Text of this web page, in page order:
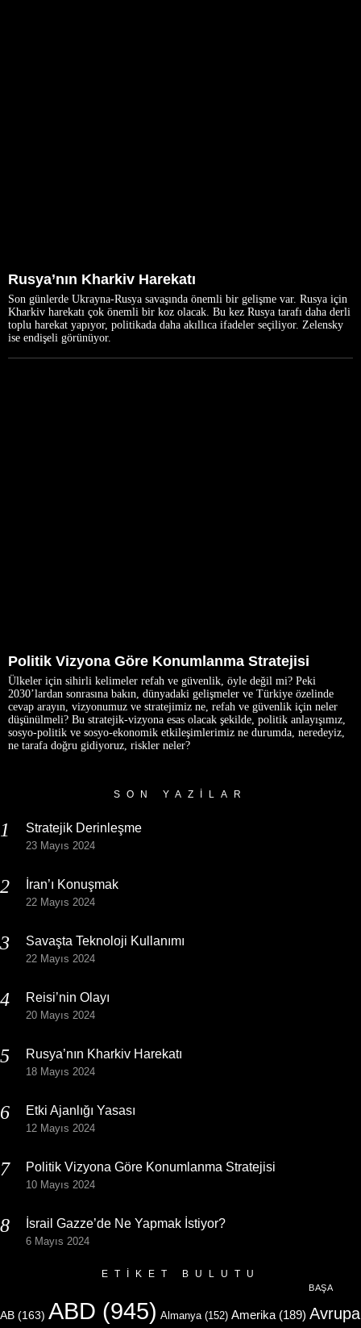
Rusya’nın Kharkiv Harekatı
Son günlerde Ukrayna-Rusya savaşında önemli bir gelişme var. Rusya için
Kharkiv harekatı çok önemli bir koz olacak. Bu kez Rusya tarafı daha derli
toplu harekat yapıyor, politikada daha akıllıca ifadeler seçiliyor. Zelensky
ise endişeli görünüyor.
Politik Vizyona Göre Konumlanma Stratejisi
Ülkeler için sihirli kelimeler refah ve güvenlik, öyle değil mi? Peki
2030’lardan sonrasına bakın, dünyadaki gelişmeler ve Türkiye özelinde
cevap arayın, vizyonumuz ve stratejimiz ne, refah ve güvenlik için neler
düşünülmeli? Bu stratejik-vizyona esas olacak şekilde, politik anlayışımız,
sosyo-politik ve sosyo-ekonomik etkileşimlerimiz ne durumda, neredeyiz,
ne tarafa doğru gidiyoruz, riskler neler?
SON YAZILAR
Stratejik Derinleşme
23 Mayıs 2024
İran’ı Konuşmak
22 Mayıs 2024
Savaşta Teknoloji Kullanımı
22 Mayıs 2024
Reisi’nin Olayı
20 Mayıs 2024
Rusya’nın Kharkiv Harekatı
18 Mayıs 2024
Etki Ajanlığı Yasası
12 Mayıs 2024
Politik Vizyona Göre Konumlanma Stratejisi
10 Mayıs 2024
İsrail Gazze’de Ne Yapmak İstiyor?
6 Mayıs 2024
ETIKET BULUTU
AB (163) ABD (945) Almanya (152) Amerika (189) Avrupa
BAŞA